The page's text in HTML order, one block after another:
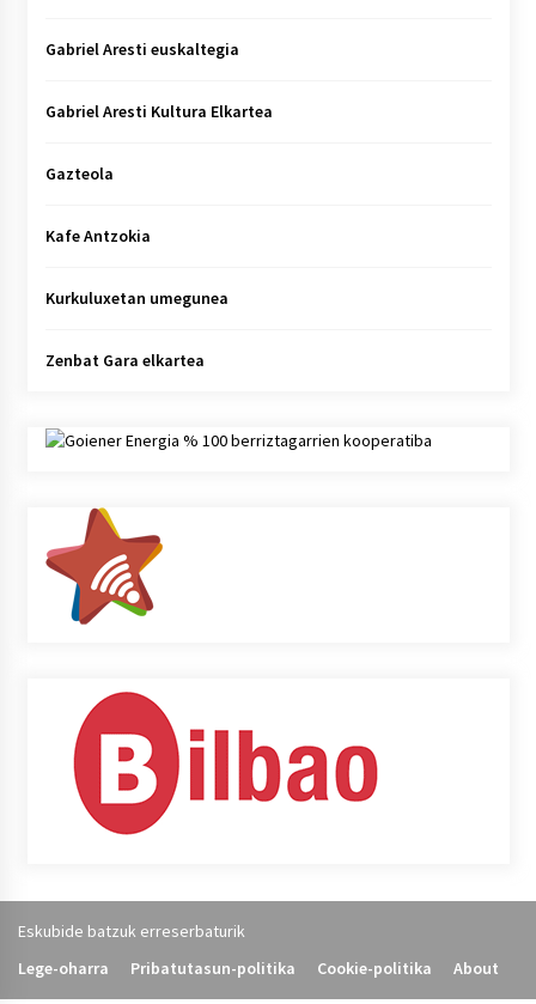
Gabriel Aresti euskaltegia
Gabriel Aresti Kultura Elkartea
Gazteola
Kafe Antzokia
Kurkuluxetan umegunea
Zenbat Gara elkartea
Eskubide batzuk erreserbaturik
Lege-oharra
Pribatutasun-politika Cookie-politika About